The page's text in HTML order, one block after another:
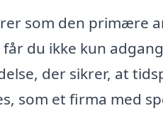
som den primære
du ikke kun
der sikrer, at
som et firma med